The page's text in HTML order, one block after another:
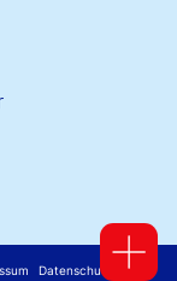
Datenschutz